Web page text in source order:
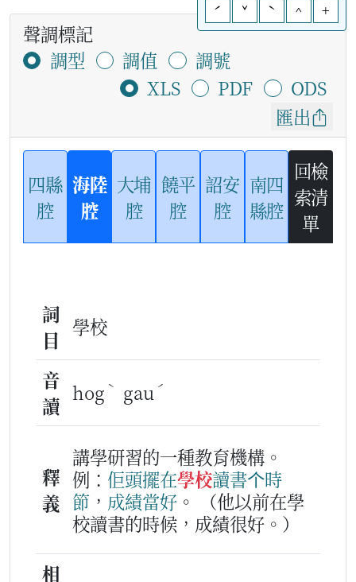
ˊ
ˇ ˋ ^ +
聲調標記
調型
調值
調號
XLS
PDF
ODS
匯出
四縣
腔
海陸
腔
大埔
腔
饒平
腔
詔安
腔
南四
縣腔
回檢
索清
單
詞
目
學校
音
讀
hog ˋ gau ˊ
釋
義
講學研習的一種教育機構。
例： 佢頭擺在學校讀書个時
節 ， 成績當好 。
（他以前在學
校讀書的時候，成績很好。）
相